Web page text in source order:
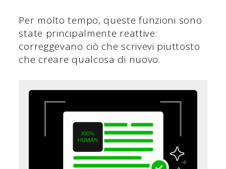
Per molto tempo, queste funzioni sono
state principalmente reattive:
correggevano ciò che scrivevi piuttosto
che creare qualcosa di nuovo.